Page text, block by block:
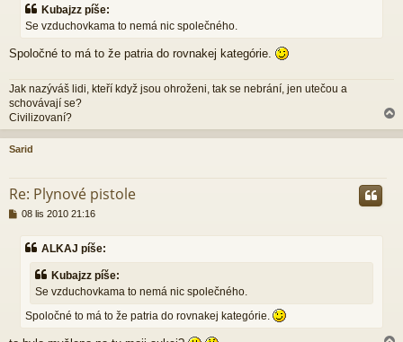
ě
v
Kubajzz píše:
Se vzduchovkama to nemá nic společného.
Spoločné to má to že patria do rovnakej kategórie.
Jak nazýváš lidi, kteří když jsou ohroženi, tak se nebrání, jen utečou a
schovávají se?
Civilizovaní?
a
h
Sarid
Re: Plynové pistole
P08 lis 2010 21:16
ALKAJ píše:
Kubajzz píše:
Se vzduchovkama to nemá nic společného.
Spoločné to má to že patria do rovnakej kategórie.